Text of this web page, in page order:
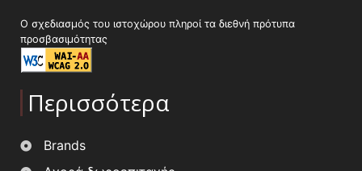
Ο σχεδιασμός του ιστοχώρου πληροί τα διεθνή πρότυπα
προσβασιμότητας
Περισσότερα
Brands